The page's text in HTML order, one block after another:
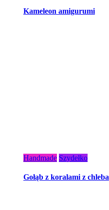
Kameleon amigurumi
Handmade Szydełko
Gołąb z koralami z chleba